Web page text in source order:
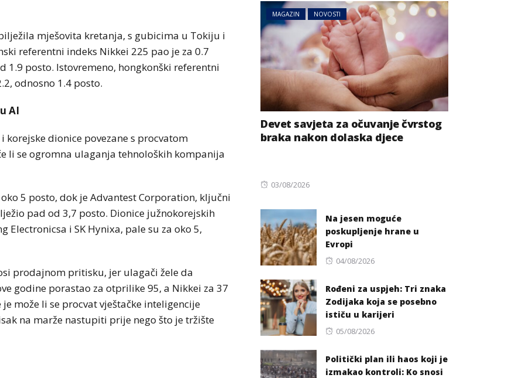
mješovita kretanja, s gubicima u Tokiju i
referentni indeks Nikkei 225 pao je za 0.7
1.9 posto. Istovremeno, hongkonški referentni
odnosno 1.4 posto.
AI
dionice povezane s procvatom
li se ogromna ulaganja tehnoloških kompanija
5 posto, dok je Advantest Corporation, ključni
pad od 3,7 posto. Dionice južnokorejskih
i SK Hynixa, pale su za oko 5,
prodajnom pritisku, jer ulagači žele da
godine porastao za otprilike 95, a Nikkei za 37
je može li se procvat vještačke inteligencije
na marže nastupiti prije nego što je tržište
MAGAZIN NOVOSTI
Devet savjeta za očuvanje čvrstog
braka nakon dolaska djece
Posted
03/08/2026
Na jesen moguće
poskupljenje hrane u
Evropi
Posted
04/08/2026
Rođeni za uspjeh: Tri znaka
Zodijaka koja se posebno
ističu u karijeri
Posted
05/08/2026
Politički plan ili haos koji je
izmakao kontroli: Ko snosi